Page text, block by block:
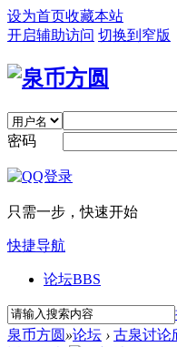
设为首页收藏本站
开启辅助访问 切换到窄版
密码
只需一步，快速开始
快捷导航
论坛BBS
泉币方圆 »论坛 › 古泉讨论